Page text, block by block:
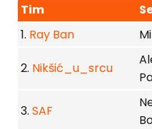
Tim
1. Ray Ban
2. Nikšić_u_srcu
3. SAF